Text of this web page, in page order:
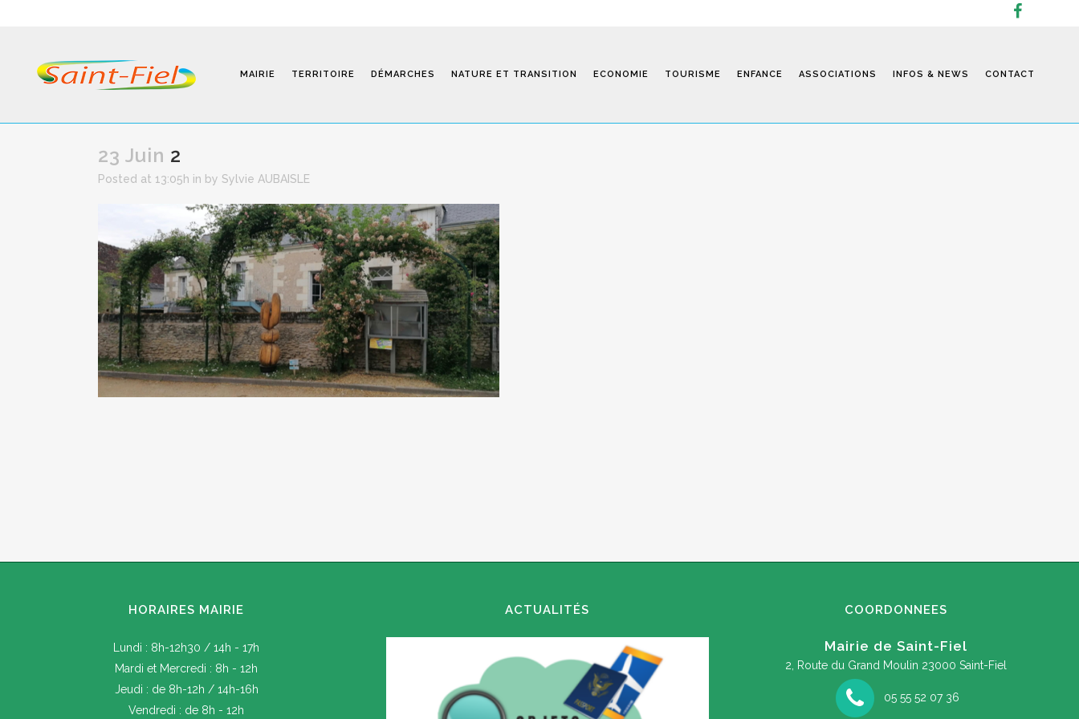
MAIRIE TERRITOIRE DÉMARCHES NATURE ET TRANSITION ECONOMIE TOURISME ENFANCE
Infos Pratiques
Modalités D’inscription
Séjours
ASSOCIATIONS INFOS & NEWS CONTACT
23 Juin 2
Posted at 13:05h in by Sylvie AUBAISLE
HORAIRES MAIRIE
Lundi : 8h-12h30 / 14h - 17h
Mardi et Mercredi : 8h - 12h
Jeudi : de 8h-12h / 14h-16h
Vendredi : de 8h - 12h
ACTUALITÉS COORDONNEES
Mairie de Saint-Fiel
2, Route du Grand Moulin 23000 Saint-Fiel
05 55 52 07 36